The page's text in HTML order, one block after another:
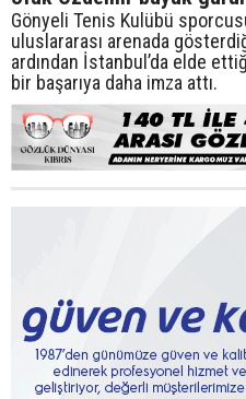
Gönyeli Tenis Kulübü
uluslararası arenada
ardından İstanbul’da elde
bir başarıya daha imza attı.